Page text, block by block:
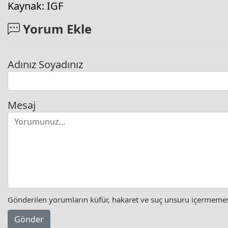
Kaynak: IGF
Yorum Ekle
Adınız Soyadınız
Mesaj
Gönderilen yorumların küfür, hakaret ve suç unsuru
Gönder